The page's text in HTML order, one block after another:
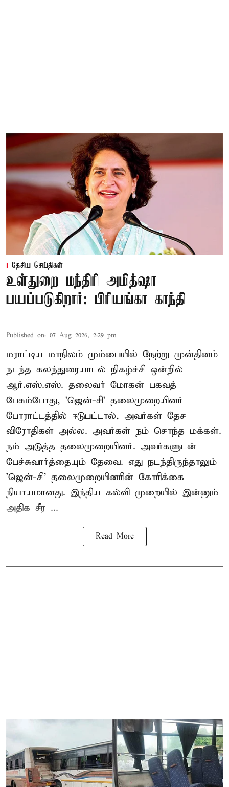
தேசிய செய்திகள்
உள்துறை மந்திரி அமித்ஷா
பயப்படுகிறார்: பிரியங்கா காந்தி
Published on: 07 Aug 2026, 2:29 pm
மராட்டிய மாநிலம் மும்பையில் நேற்று முன்தினம்
நடந்த கலந்துரையாடல் நிகழ்ச்சி ஒன்றில்
ஆர்.எஸ்.எஸ். தலைவர் மோகன் பகவத்
பேசும்போது, 'ஜென்-சி' தலைமுறையினர்
போராட்டத்தில் ஈடுபட்டால், அவர்கள் தேச
விரோதிகள் அல்ல. அவர்கள் நம் சொந்த மக்கள்.
நம் அடுத்த தலைமுறையினர். அவர்களுடன்
பேச்சுவார்த்தையும் தேவை. எது நடந்திருந்தாலும்
'ஜென்-சி' தலைமுறையினரின் கோரிக்கை
நியாயமானது. இந்திய கல்வி முறையில் இன்னும்
அதிக சீர ...
Read More